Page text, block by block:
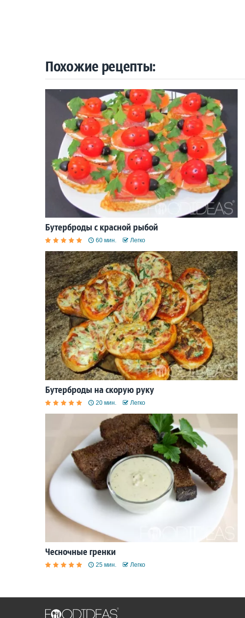
Похожие рецепты:
Бутерброды с красной рыбой
60 мин. Легко
Бутерброды на скорую руку
20 мин. Легко
Чесночные гренки
25 мин. Легко